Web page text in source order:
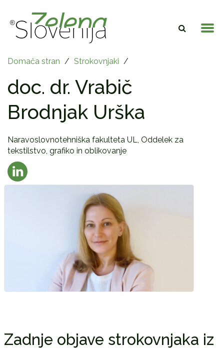
Domača stran / Strokovnjaki /
doc. dr. Vrabič
Brodnjak Urška
Naravoslovnotehniška fakulteta UL, Oddelek za
tekstilstvo, grafiko in oblikovanje
Zadnje objave strokovnjaka iz